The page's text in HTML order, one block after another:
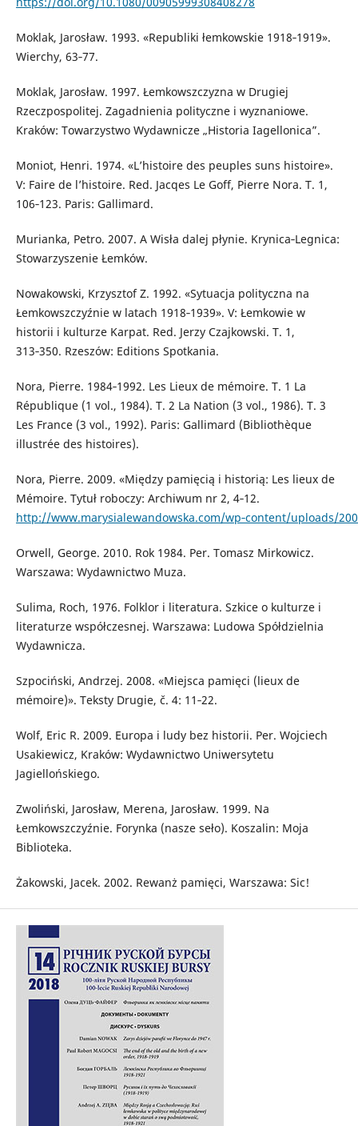
Moklak, Jarosław. 1993. «Republiki łemkowskie 1918‑1919».
Wierchy, 63‑77.
Moklak, Jarosław. 1997. Łemkowszczyzna w Drugiej
Rzeczpospolitej. Zagadnienia polityczne i wyznaniowe.
Kraków: Towarzystwo Wydawnicze „Historia Iagellonica”.
Moniot, Henri. 1974. «L’histoire des peuples suns histoire».
V: Faire de l’histoire. Red. Jacqes Le Goff, Pierre Nora. T. 1,
106‑123. Paris: Gallimard.
Murianka, Petro. 2007. A Wisła dalej płynie. Krynica‑Legnica:
Stowarzyszenie Łemków.
Nowakowski, Krzysztof Z. 1992. «Sytuacja polityczna na
Łemkowszczyźnie w latach 1918‑1939». V: Łemkowie w
historii i kulturze Karpat. Red. Jerzy Czajkowski. T. 1,
313‑350. Rzeszów: Editions Spotkania.
Nora, Pierre. 1984‑1992. Les Lieux de mémoire. T. 1 La
République (1 vol., 1984). T. 2 La Nation (3 vol., 1986). T. 3
Les France (3 vol., 1992). Paris: Gallimard (Bibliothèque
illustrée des histoires).
Nora, Pierre. 2009. «Między pamięcią i historią: Les lieux de
Mémoire. Tytuł roboczy: Archiwum nr 2, 4‑12.
http://www.marysialewandowska.com/wp‑content/uploads/
Orwell, George. 2010. Rok 1984. Per. Tomasz Mirkowicz.
Warszawa: Wydawnictwo Muza.
Sulima, Roch, 1976. Folklor i literatura. Szkice o kulturze i
literaturze współczesnej. Warszawa: Ludowa Spółdzielnia
Wydawnicza.
Szpociński, Andrzej. 2008. «Miejsca pamięci (lieux de
mémoire)». Teksty Drugie, č. 4: 11‑22.
Wolf, Eric R. 2009. Europa i ludy bez historii. Per. Wojciech
Usakiewicz, Kraków: Wydawnictwo Uniwersytetu
Jagiellońskiego.
Zwoliński, Jarosław, Merena, Jarosław. 1999. Na
Łemkowszczyźnie. Forynka (nasze seło). Koszalin: Moja
Biblioteka.
Żakowski, Jacek. 2002. Rewanż pamięci, Warszawa: Sic!